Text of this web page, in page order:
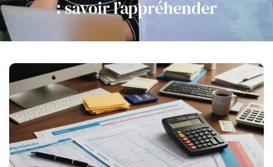
: savoir l’appréhender